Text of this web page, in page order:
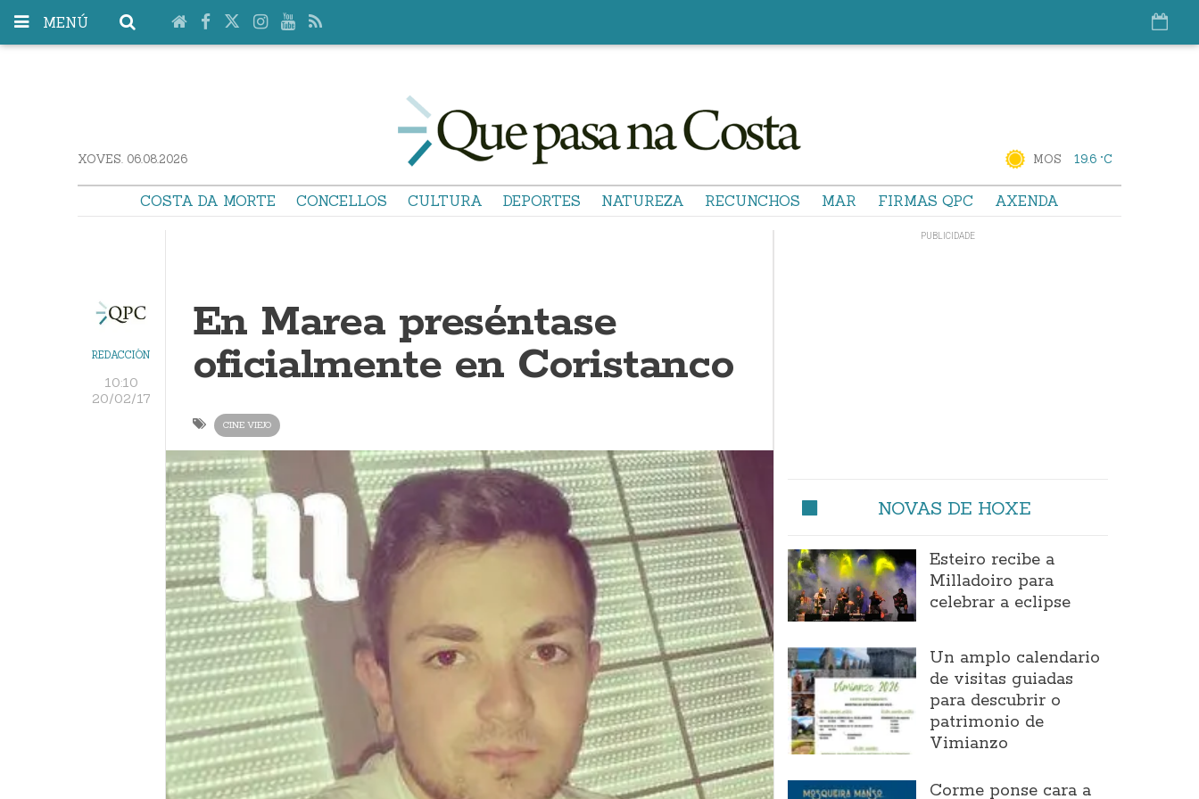
MENÚ
XOVES. 06.08.2026 MOS 19.6 °C
COSTA DA MORTE CONCELLOS CULTURA DEPORTES NATUREZA RECUNCHOS MAR FIRMAS QPC AXENDA
REDACCIÓN
10:10
20/02/17
En Marea preséntase
oficialmente en Coristanco
CINE VIEJO
NOVAS DE HOXE
Esteiro recibe a
Milladoiro para
celebrar a eclipse
Un amplo calendario
de visitas guiadas
para descubrir o
patrimonio de
Vimianzo
Corme ponse cara a